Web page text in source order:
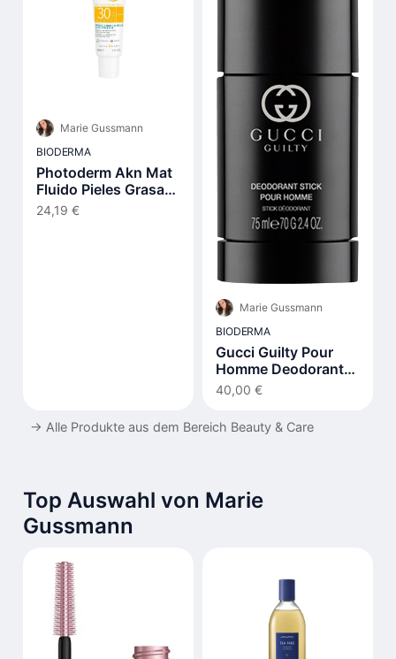
Marie Gussmann
BIODERMA
Photoderm Akn Mat
Fluido Pieles Grasas
Y Acnéicas Spf30 40
24,19 €
Marie Gussmann
BIODERMA
Gucci Guilty Pour
Homme Deodorant
Stick
40,00 €
→ Alle Produkte aus dem Bereich Beauty & Care
Top Auswahl von Marie
Gussmann